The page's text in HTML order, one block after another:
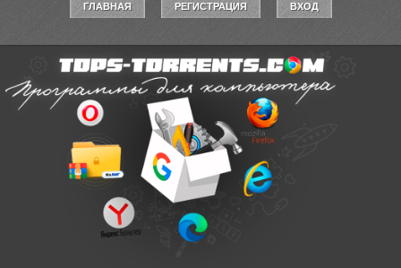
ГЛАВНАЯ РЕГИСТРАЦИЯ ВХОД